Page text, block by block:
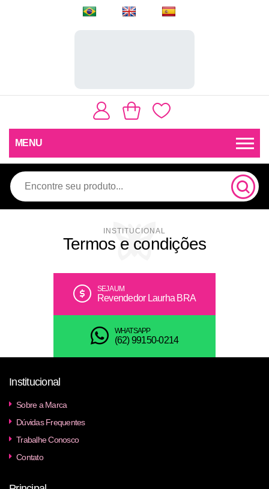
MENU
Termos e condições
SEJA UM
Revendedor Laurha BRA
WHATSAPP
(62) 99150-0214
Institucional
Sobre a Marca
Dúvidas Frequentes
Trabalhe Conosco
Contato